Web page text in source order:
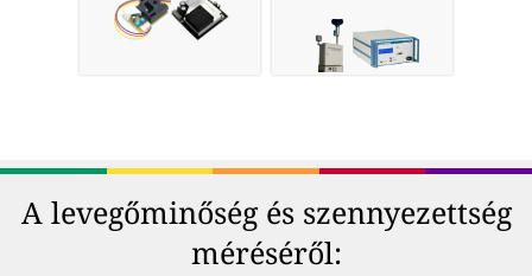
A levegőminőség és szennyezettség
méréséről: